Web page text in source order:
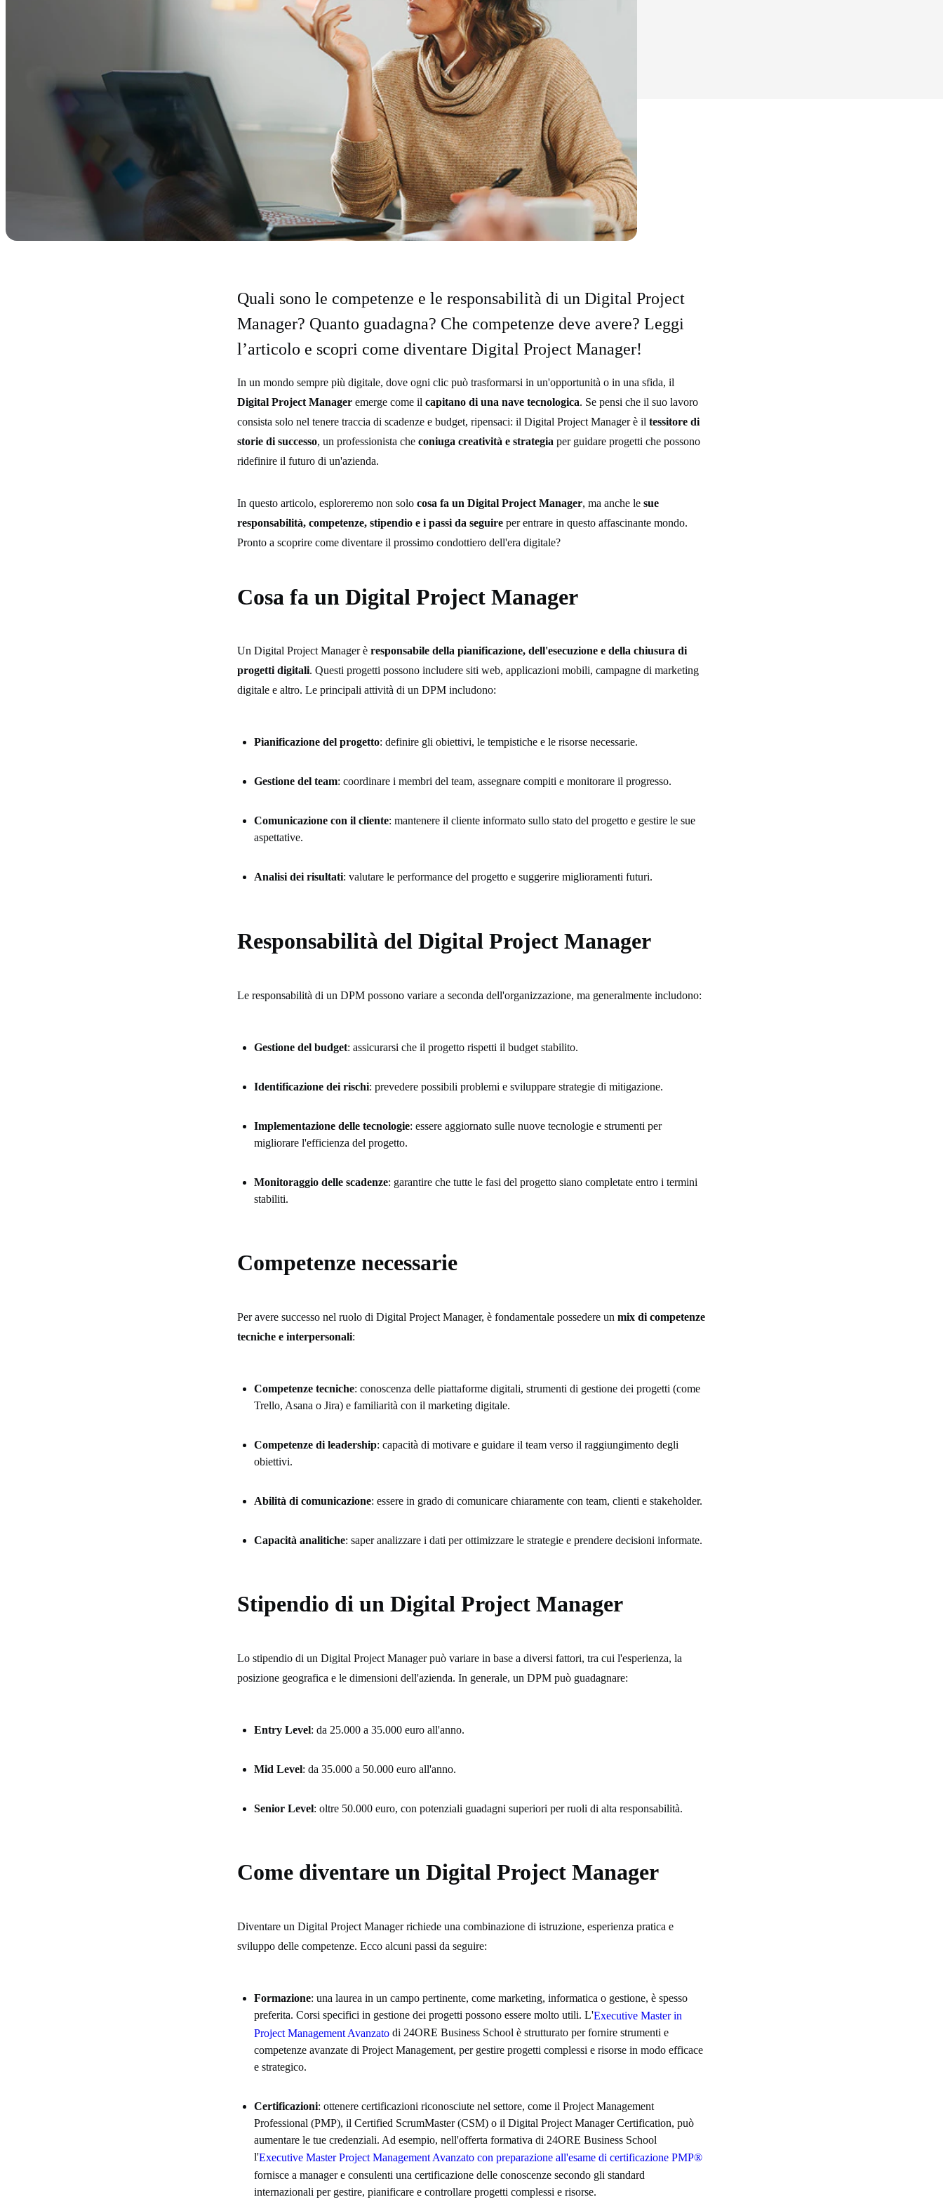
Quali sono le competenze e le responsabilità di un Digital Project
Manager? Quanto guadagna? Che competenze deve avere? Leggi
l’articolo e scopri come diventare Digital Project Manager!
In un mondo sempre più digitale, dove ogni clic può trasformarsi in un'opportunità o in una sfida, il
Digital Project Manager emerge come il capitano di una nave tecnologica. Se pensi che il suo lavoro
consista solo nel tenere traccia di scadenze e budget, ripensaci: il Digital Project Manager è il tessitore di
storie di successo, un professionista che coniuga creatività e strategia per guidare progetti che possono
ridefinire il futuro di un'azienda.
In questo articolo, esploreremo non solo cosa fa un Digital Project Manager, ma anche le sue
responsabilità, competenze, stipendio e i passi da seguire per entrare in questo affascinante mondo.
Pronto a scoprire come diventare il prossimo condottiero dell'era digitale?
Cosa fa un Digital Project Manager
Un Digital Project Manager è responsabile della pianificazione, dell'esecuzione e della chiusura di
progetti digitali. Questi progetti possono includere siti web, applicazioni mobili, campagne di marketing
digitale e altro. Le principali attività di un DPM includono:
Pianificazione del progetto: definire gli obiettivi, le tempistiche e le risorse necessarie.
Gestione del team: coordinare i membri del team, assegnare compiti e monitorare il progresso.
Comunicazione con il cliente: mantenere il cliente informato sullo stato del progetto e gestire le sue
aspettative.
Analisi dei risultati: valutare le performance del progetto e suggerire miglioramenti futuri.
Responsabilità del Digital Project Manager
Le responsabilità di un DPM possono variare a seconda dell'organizzazione, ma generalmente includono:
Gestione del budget: assicurarsi che il progetto rispetti il budget stabilito.
Identificazione dei rischi: prevedere possibili problemi e sviluppare strategie di mitigazione.
Implementazione delle tecnologie: essere aggiornato sulle nuove tecnologie e strumenti per
migliorare l'efficienza del progetto.
Monitoraggio delle scadenze: garantire che tutte le fasi del progetto siano completate entro i termini
stabiliti.
Competenze necessarie
Per avere successo nel ruolo di Digital Project Manager, è fondamentale possedere un mix di competenze
tecniche e interpersonali:
Competenze tecniche: conoscenza delle piattaforme digitali, strumenti di gestione dei progetti (come
Trello, Asana o Jira) e familiarità con il marketing digitale.
Competenze di leadership: capacità di motivare e guidare il team verso il raggiungimento degli
obiettivi.
Abilità di comunicazione: essere in grado di comunicare chiaramente con team, clienti e stakeholder.
Capacità analitiche: saper analizzare i dati per ottimizzare le strategie e prendere decisioni informate.
Stipendio di un Digital Project Manager
Lo stipendio di un Digital Project Manager può variare in base a diversi fattori, tra cui l'esperienza, la
posizione geografica e le dimensioni dell'azienda. In generale, un DPM può guadagnare:
Entry Level: da 25.000 a 35.000 euro all'anno.
Mid Level: da 35.000 a 50.000 euro all'anno.
Senior Level: oltre 50.000 euro, con potenziali guadagni superiori per ruoli di alta responsabilità.
Come diventare un Digital Project Manager
Diventare un Digital Project Manager richiede una combinazione di istruzione, esperienza pratica e
sviluppo delle competenze. Ecco alcuni passi da seguire:
Formazione: una laurea in un campo pertinente, come marketing, informatica o gestione, è spesso
preferita. Corsi specifici in gestione dei progetti possono essere molto utili. L'Executive Master in
Project Management Avanzato di 24ORE Business School è strutturato per fornire strumenti e
competenze avanzate di Project Management, per gestire progetti complessi e risorse in modo efficace
e strategico.
Certificazioni: ottenere certificazioni riconosciute nel settore, come il Project Management
Professional (PMP), il Certified ScrumMaster (CSM) o il Digital Project Manager Certification, può
aumentare le tue credenziali. Ad esempio, nell'offerta formativa di 24ORE Business School
l'Executive Master Project Management Avanzato con preparazione all'esame di certificazione PMP®
fornisce a manager e consulenti una certificazione delle conoscenze secondo gli standard
internazionali per gestire, pianificare e controllare progetti complessi e risorse.